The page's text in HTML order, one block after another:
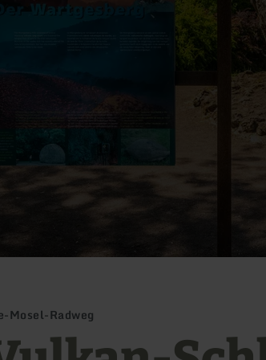
Mosel-Radweg